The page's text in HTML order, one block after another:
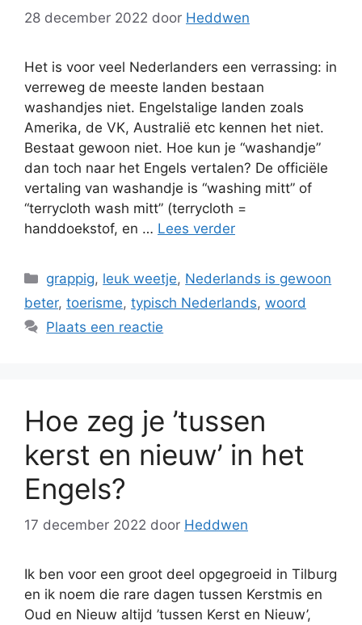
28 december 2022 door Heddwen
Het is voor veel Nederlanders een verrassing: in
verreweg de meeste landen bestaan
washandjes niet. Engelstalige landen zoals
Amerika, de VK, Australië etc kennen het niet.
Bestaat gewoon niet. Hoe kun je “washandje”
dan toch naar het Engels vertalen? De officiële
vertaling van washandje is “washing mitt” of
“terrycloth wash mitt” (terrycloth =
handdoekstof, en … Lees verder
Categorieën
grappig, leuk weetje, Nederlands is gewoon
beter, toerisme, typisch Nederlands, woord
Plaats een reactie
Hoe zeg je ’tussen
kerst en nieuw’ in het
Engels?
17 december 2022 door Heddwen
Ik ben voor een groot deel opgegroeid in Tilburg
en ik noem die rare dagen tussen Kerstmis en
Oud en Nieuw altijd ’tussen Kerst en Nieuw’,